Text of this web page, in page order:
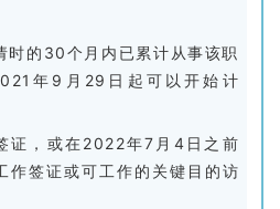
时的30个月内已累计从事该职
年9月29日起可以开始计
证，或在2022年7月4日之前
作签证或可工作的关键目的访